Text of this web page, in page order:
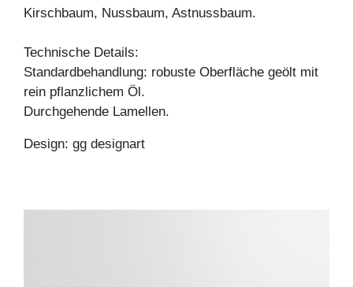
Kirschbaum, Nussbaum, Astnussbaum.
Technische Details:
Standardbehandlung: robuste Oberfläche geölt mit
rein pflanzlichem Öl.
Durchgehende Lamellen.
Design: gg designart